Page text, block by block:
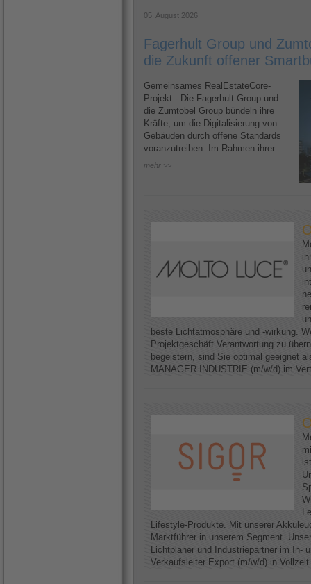
05. August 2026
Fagerhult Group und
die Zukunft offener
Gemeinsames RealEstateCore-
Projekt - Die Fagerhult Group und
die Zumtobel Group bündeln ihre
Kräfte, um die Digitalisierung von
Gebäuden durch offene Standards
voranzutreiben. Im Rahmen ihrer...
mehr >>
beste Lichtatmosphäre und -wirkung.
Projektgeschäft Verantwortung zu
begeistern, sind Sie optimal geeignet
MANAGER INDUSTRIE (m/w/d) im
Lifestyle-Produkte. Mit unserer
Marktführer in unserem Segment.
Lichtplaner und Industriepartner im In-
Verkaufsleiter Export (m/w/d) in